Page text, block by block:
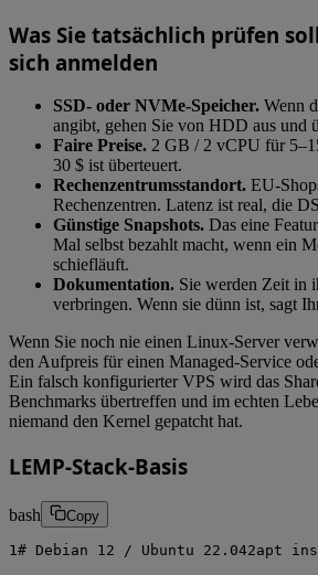
Was Sie tatsächlich prüfen
sich anmelden
SSD- oder NVMe-Speicher. Wenn
angibt, gehen Sie von HDD aus und
Faire Preise. 2 GB / 2 vCPU für
30 $ ist überteuert.
Rechenzentrumsstandort. EU-
Rechenzentren. Latenz ist real, die
Günstige Snapshots. Das eine
Mal selbst bezahlt macht, wenn ein
schiefläuft.
Dokumentation. Sie werden Zeit in
verbringen. Wenn sie dünn ist, sagt
Wenn Sie noch nie einen Linux-Server
den Aufpreis für einen Managed-Service
Ein falsch konfigurierter VPS wird das
Benchmarks übertreffen und im echten
niemand den Kernel gepatcht hat.
LEMP-Stack-Basis
bash Copy
1 # Debian 12 / Ubuntu 22.042apt